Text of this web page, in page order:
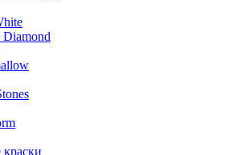
Diamond